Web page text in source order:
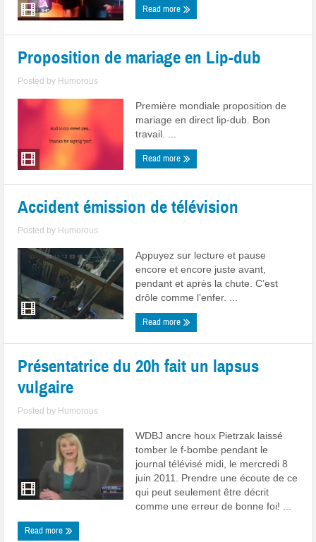
Read more
Proposition de mariage en Lip-dub
Posted by Humorous
Première mondiale proposition de
mariage en direct lip-dub. Bon
travail. ...
Read more
Accident émission de télévision
Posted by Humorous
Appuyez sur lecture et pause
encore et encore juste avant,
pendant et après la chute. C’est
drôle comme l’enfer. ...
Read more
Présentatrice du 20h fait un lapsus
vulgaire
Posted by Humorous
WDBJ ancre houx Pietrzak laissé
tomber le f-bombe pendant le
journal télévisé midi, le mercredi 8
juin 2011. Prendre une écoute de ce
qui peut seulement être décrit
comme une erreur de bonne foi! ...
Read more